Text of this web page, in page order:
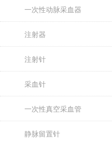
一次性动脉采血器
注射器
注射针
采血针
一次性真空采血管
静脉留置针